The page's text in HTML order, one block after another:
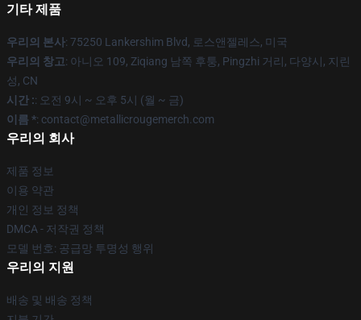
기타 제품
우리의 본사: 75250 Lankershim Blvd, 로스앤젤레스, 미국
우리의 창고: 아니오 109, Ziqiang 남쪽 후퉁, Pingzhi 거리, 다양시, 지린
성, CN
시간 :: 오전 9시 ~ 오후 5시 (월 ~ 금)
이름 *: contact@metallicrougemerch.com
우리의 회사
제품 정보
이용 약관
개인 정보 정책
DMCA - 저작권 정책
모델 번호: 공급망 투명성 행위
우리의 지원
배송 및 배송 정책